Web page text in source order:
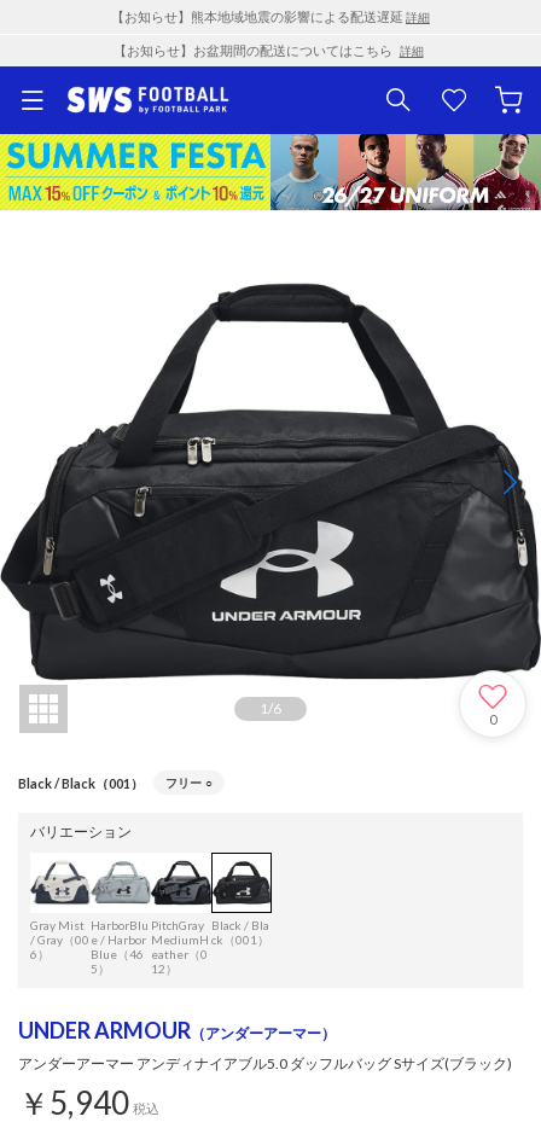
【お知らせ】熊本地域地震の影響による配送遅延 詳細
【お知らせ】お盆期間の配送についてはこちら 詳細
1/6
0
Black / Black（001） フリー ○
バリエーション
Gray Mist
/ Gray（00
6）
HarborBlu
e / Harbor
Blue（46
5）
PitchGray
MediumH
eather（0
12）
Black / Bla
ck（001）
UNDER ARMOUR （アンダーアーマー）
アンダーアーマー アンディナイアブル5.0 ダッフルバッグ Sサイズ(ブラック)
￥5,940 税込